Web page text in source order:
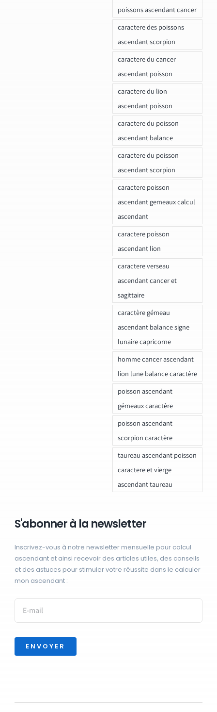
poissons ascendant cancer
caractere des poissons
ascendant scorpion
caractere du cancer
ascendant poisson
caractere du lion
ascendant poisson
caractere du poisson
ascendant balance
caractere du poisson
ascendant scorpion
caractere poisson
ascendant gemeaux calcul
ascendant
caractere poisson
ascendant lion
caractere verseau
ascendant cancer et
sagittaire
caractère gémeau
ascendant balance signe
lunaire capricorne
homme cancer ascendant
lion lune balance caractère
poisson ascendant
gémeaux caractère
poisson ascendant
scorpion caractère
taureau ascendant poisson
caractere et vierge
ascendant taureau
S'abonner à la newsletter
Inscrivez-vous à notre newsletter mensuelle pour calcul
ascendant et ainsi recevoir des articles utiles, des conseils
et des astuces pour stimuler votre réussite dans le calculer
mon ascendant :
ENVOYER